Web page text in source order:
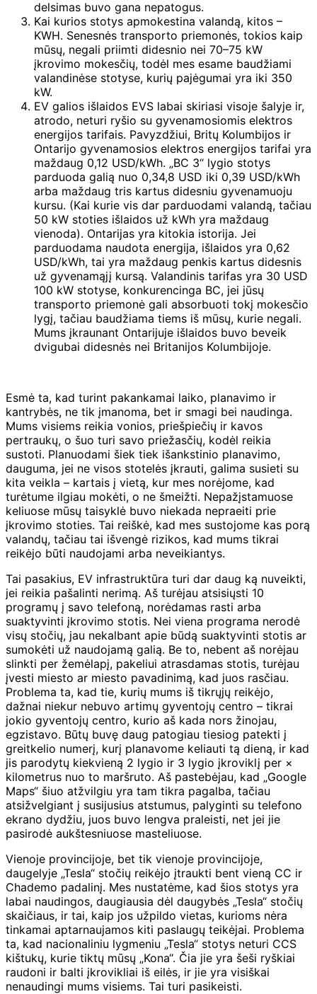
delsimas buvo gana nepatogus.
Kai kurios stotys apmokestina valandą, kitos –
KWH. Senesnės transporto priemonės, tokios kaip
mūsų, negali priimti didesnio nei 70–75 kW
įkrovimo mokesčių, todėl mes esame baudžiami
valandinėse stotyse, kurių pajėgumai yra iki 350
kW.
EV galios išlaidos EVS labai skiriasi visoje šalyje ir,
atrodo, neturi ryšio su gyvenamosiomis elektros
energijos tarifais. Pavyzdžiui, Britų Kolumbijos ir
Ontarijo gyvenamosios elektros energijos tarifai yra
maždaug 0,12 USD/kWh. „BC 3“ lygio stotys
parduoda galią nuo 0,34,8 USD iki 0,39 USD/kWh
arba maždaug tris kartus didesniu gyvenamuoju
kursu. (Kai kurie vis dar parduodami valandą, tačiau
50 kW stoties išlaidos už kWh yra maždaug
vienoda). Ontarijas yra kitokia istorija. Jei
parduodama naudota energija, išlaidos yra 0,62
USD/kWh, tai yra maždaug penkis kartus didesnis
už gyvenamąjį kursą. Valandinis tarifas yra 30 USD
100 kW stotyse, konkurencinga BC, jei jūsų
transporto priemonė gali absorbuoti tokį mokesčio
lygį, tačiau baudžiama tiems iš mūsų, kurie negali.
Mums įkraunant Ontarijuje išlaidos buvo beveik
dvigubai didesnės nei Britanijos Kolumbijoje.
Esmė ta, kad turint pakankamai laiko, planavimo ir
kantrybės, ne tik įmanoma, bet ir smagi bei naudinga.
Mums visiems reikia vonios, priešpiečių ir kavos
pertraukų, o šuo turi savo priežasčių, kodėl reikia
sustoti. Planuodami šiek tiek išankstinio planavimo,
dauguma, jei ne visos stotelės įkrauti, galima susieti su
kita veikla – kartais į vietą, kur mes norėjome, kad
turėtume ilgiau mokėti, o ne šmeižti. Nepažįstamuose
keliuose mūsų taisyklė buvo niekada nepraeiti prie
įkrovimo stoties. Tai reiškė, kad mes sustojome kas porą
valandų, tačiau tai išvengė rizikos, kad mums tikrai
reikėjo būti naudojami arba neveikiantys.
Tai pasakius, EV infrastruktūra turi dar daug ką nuveikti,
jei reikia pašalinti nerimą. Aš turėjau atsisiųsti 10
programų į savo telefoną, norėdamas rasti arba
suaktyvinti įkrovimo stotis. Nei viena programa nerodė
visų stočių, jau nekalbant apie būdą suaktyvinti stotis ar
sumokėti už naudojamą galią. Be to, nebent aš norėjau
slinkti per žemėlapį, pakeliui atrasdamas stotis, turėjau
įvesti miesto ar miesto pavadinimą, kad juos rasčiau.
Problema ta, kad tie, kurių mums iš tikrųjų reikėjo,
dažnai niekur nebuvo artimų gyventojų centro – tikrai
jokio gyventojų centro, kurio aš kada nors žinojau,
egzistavo. Būtų buvę daug patogiau tiesiog patekti į
greitkelio numerį, kurį planavome keliauti tą dieną, ir kad
jis parodytų kiekvieną 2 lygio ir 3 lygio įkroviklį per ×
kilometrus nuo to maršruto. Aš pastebėjau, kad „Google
Maps“ šiuo atžvilgiu yra tam tikra pagalba, tačiau
atsižvelgiant į susijusius atstumus, palyginti su telefono
ekrano dydžiu, juos buvo lengva praleisti, net jei jie
pasirodė aukštesniuose masteliuose.
Vienoje provincijoje, bet tik vienoje provincijoje,
daugelyje „Tesla“ stočių reikėjo įtraukti bent vieną CC ir
Chademo padalinį. Mes nustatėme, kad šios stotys yra
labai naudingos, daugiausia dėl daugybės „Tesla“ stočių
skaičiaus, ir tai, kaip jos užpildo vietas, kurioms nėra
tinkamai aptarnaujamos kiti paslaugų teikėjai. Problema
ta, kad nacionaliniu lygmeniu „Tesla“ stotys neturi CCS
kištukų, kurie tiktų mūsų „Kona“. Čia jie yra šeši ryškiai
raudoni ir balti įkrovikliai iš eilės, ir jie yra visiškai
nenaudingi mums visiems. Tai turi pasikeisti.